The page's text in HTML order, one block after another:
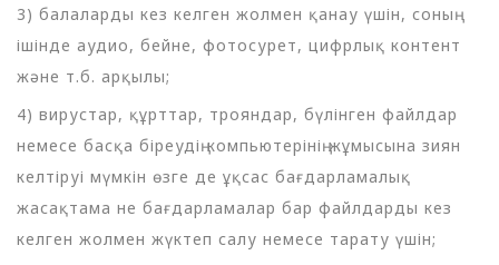
3) балаларды кез келген жолмен қанау үшін, соның
ішінде аудио, бейне, фотосурет, цифрлық контент
және т.б. арқылы;
4) вирустар, құрттар, трояндар, бүлінген файлдар
немесе басқа біреудің компьютерінің жұмысына зиян
келтіруі мүмкін өзге де ұқсас бағдарламалық
жасақтама не бағдарламалар бар файлдарды кез
келген жолмен жүктеп салу немесе тарату үшін;